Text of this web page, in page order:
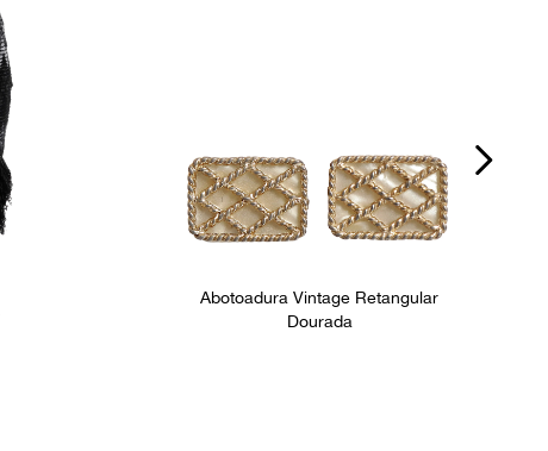
Abotoadura Vintage Retangular
Dourada